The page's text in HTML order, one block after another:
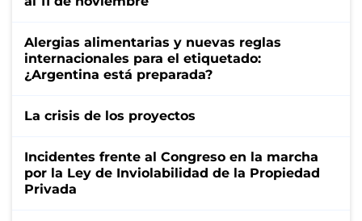
Alergias alimentarias y nuevas reglas
internacionales para el etiquetado:
¿Argentina está preparada?
La crisis de los proyectos
Incidentes frente al Congreso en la marcha
por la Ley de Inviolabilidad de la Propiedad
Privada